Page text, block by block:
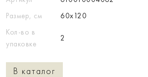
Размер, см
60x120
Кол-во в
упаковке
2
В каталог